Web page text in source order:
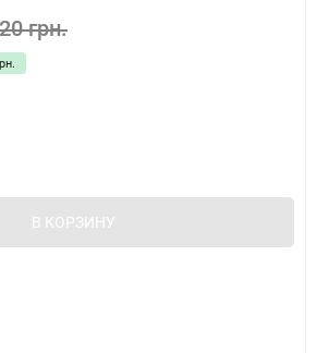
грн.
В КОРЗИНУ